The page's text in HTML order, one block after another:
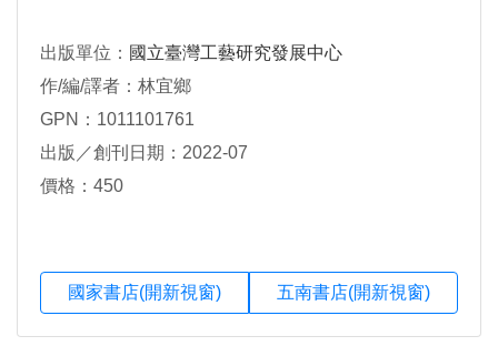
出版單位： 國立臺灣工藝研究發展中心
作/編/譯者：林宜鄉
GPN：1011101761
出版／創刊日期：2022-07
價格：450
國家書店(開新視窗) 五南書店(開新視窗)